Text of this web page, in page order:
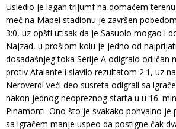
Usledio je lagan trijumf na domaćem
meč na Mapei stadionu je završen
3:0, uz opšti utisak da je Sasuolo mogao i
Najzad, u prošlom kolu je jedno od
dosadašnjeg toka Serije A odigralo odličan
protiv Atalante i slavilo rezultatom 2:1, uz
Neroverdi veći deo susreta odigrali sa
nakon jednog neopreznog starta u u 16.
Pinamonti. Ono što je svakako pohvalno je
sa igračem manje uspeo da postigne čak